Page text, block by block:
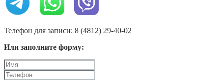
Телефон для записи: 8 (4812) 29-40-02
Или заполните форму: